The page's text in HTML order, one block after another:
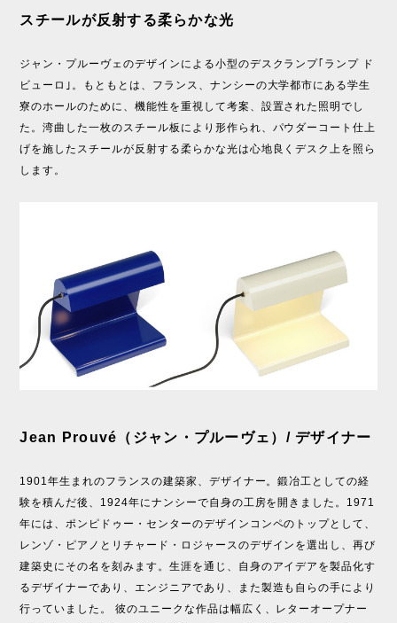
スチールが反射する柔らかな光
ジャン・プルーヴェのデザインによる小型のデスクランプ｢ランプ ド
ビューロ｣。もともとは、フランス、ナンシーの大学都市にある学生
寮のホールのために、機能性を重視して考案、設置された照明でし
た。湾曲した一枚のスチール板により形作られ、パウダーコート仕上
げを施したスチールが反射する柔らかな光は心地良くデスク上を照ら
します。
Jean Prouvé（ジャン・プルーヴェ）/ デザイナー
1901年生まれのフランスの建築家、デザイナー。鍛冶工としての経
験を積んだ後、1924年にナンシーで自身の工房を開きました。1971
年には、ポンピドゥー・センターのデザインコンペのトップとして、
レンゾ・ピアノとリチャード・ロジャースのデザインを選出し、再び
建築史にその名を刻みます。生涯を通じ、自身のアイデアを製品化す
るデザイナーであり、エンジニアであり、また製造も自らの手により
行っていました。 彼のユニークな作品は幅広く、レターオープナー